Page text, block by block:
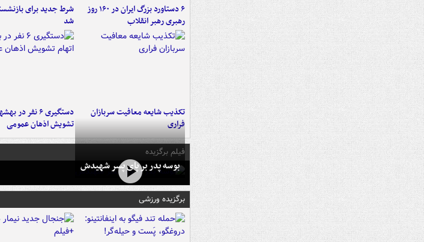
۶ دستاورد بزرگ ایران در ۱۶۰ روز
رهبری رهبر انقلاب
شرط جدید برای
شد
تکذیب شایعه معافیت سربازان
فراری
دستگیری ۶ نفر
تشویش اذهان عمومی
فیلم برگزیده
بوسه‌ پدر بر پای پسر شهیدش
برگزیده ورزشی